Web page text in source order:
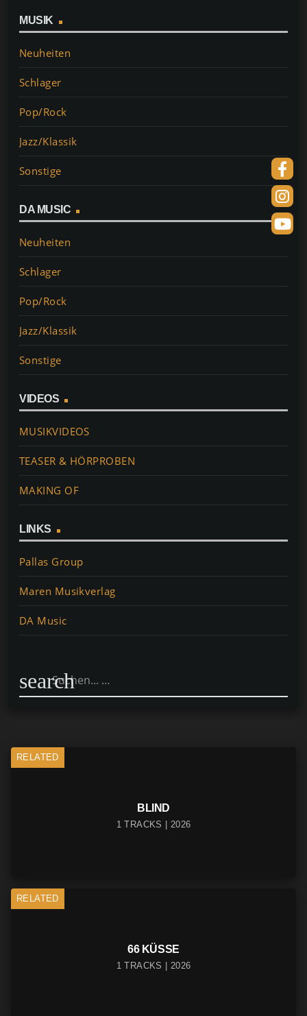
MUSIK
Neuheiten
Schlager
Pop/Rock
Jazz/Klassik
Sonstige
DA MUSIC
Neuheiten
Schlager
Pop/Rock
Jazz/Klassik
Sonstige
VIDEOS
MUSIKVIDEOS
TEASER & HÖRPROBEN
MAKING OF
LINKS
Pallas Group
Maren Musikverlag
DA Music
search
RELATED
BLIND
1 TRACKS | 2026
RELATED
66 KÜSSE
1 TRACKS | 2026